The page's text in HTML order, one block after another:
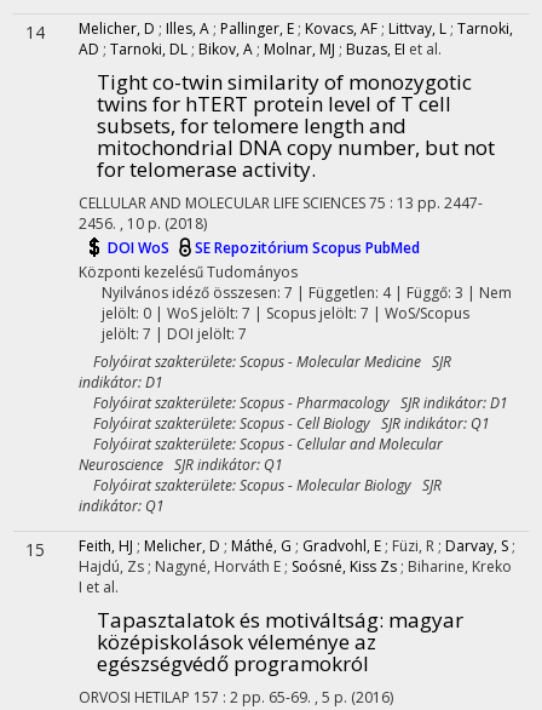
14 Melicher, D ; Illes, A ; Pallinger, E ; Kovacs, AF ; Littvay, L ; Tarnoki,
AD ; Tarnoki, DL ; Bikov, A ; Molnar, MJ ; Buzas, EI et al.
Tight co-twin similarity of monozygotic
twins for hTERT protein level of T cell
subsets, for telomere length and
mitochondrial DNA copy number, but not
for telomerase activity.
CELLULAR AND MOLECULAR LIFE SCIENCES75 : 13 pp. 2447-
2456. , 10 p. (2018)
DOIWoS SE RepozitóriumScopus PubMed
Központi kezelésűTudományos
Nyilvános idéző összesen: 7 | Független: 4 | Függő: 3 | Nem
jelölt: 0 | WoS jelölt: 7 | Scopus jelölt: 7 | WoS/Scopus
jelölt: 7 | DOI jelölt: 7
Folyóirat szakterülete: Scopus - Molecular Medicine SJR
indikátor: D1
Folyóirat szakterülete: Scopus - Pharmacology SJR indikátor: D1
Folyóirat szakterülete: Scopus - Cell Biology SJR indikátor: Q1
Folyóirat szakterülete: Scopus - Cellular and Molecular
Neuroscience SJR indikátor: Q1
Folyóirat szakterülete: Scopus - Molecular Biology SJR
indikátor: Q1
15 Feith, HJ ; Melicher, D ; Máthé, G ; Gradvohl, E ; Füzi, R ; Darvay, S ;
Hajdú, Zs ; Nagyné, Horváth E ; Soósné, Kiss Zs ; Biharine, Kreko
I et al.
Tapasztalatok és motiváltság: magyar
középiskolások véleménye az
egészségvédő programokról
ORVOSI HETILAP 157 : 2 pp. 65-69. , 5 p. (2016)